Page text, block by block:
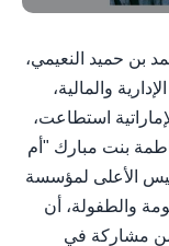
أحمد بن حميد النعيمي،
والمالية،
استطاعت،
بنت مبارك "أم
الأعلى لمؤسسة
والطفولة، أن
مشاركة في